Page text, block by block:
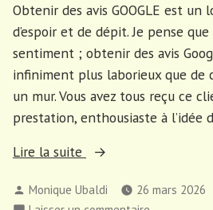
Obtenir des avis GOOGLE est
d’espoir et de dépit. Je pense
sentiment ; obtenir des avis
infiniment plus laborieux que de
un mur. Vous avez tous reçu ce
prestation, enthousiaste à l’idée
Lire la suite
« Pourquoi
il
Publié
Monique Ubaldi 26 mars 2026